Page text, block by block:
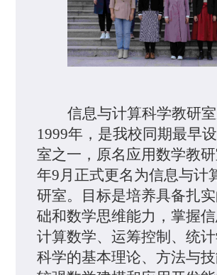
信息与计算科学教研
1999年，是我校同期最早
室之一，原名应用数学教研
年9月 正式更名为信息与计
研室。目标是培养具备扎
础和数学思维能力，掌握信
计算数学、运筹控制、统
科学的基本理论、方法与